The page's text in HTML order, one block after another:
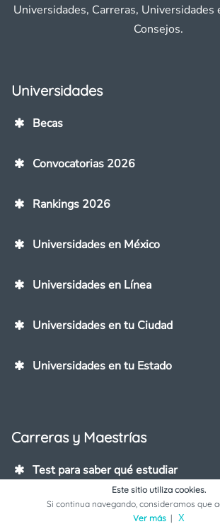
Universidades, Carreras, Universidades
Consejos.
Universidades
Becas
Convocatorias 2026
Rankings 2026
Universidades en México
Universidades en Línea
Universidades en tu Ciudad
Universidades en tu Estado
Carreras y Maestrías
Test para saber qué estudiar
Carreras en México
Este sitio utiliza cookies.
Si continua navegando, consideramos que
Ver más| X